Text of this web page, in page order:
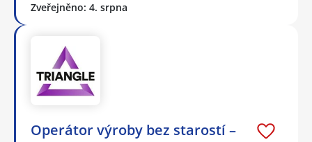
Zveřejněno: 4. srpna
Operátor výroby bez starostí –